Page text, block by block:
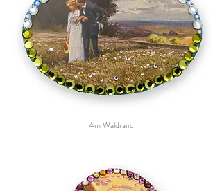
Am Waldrand